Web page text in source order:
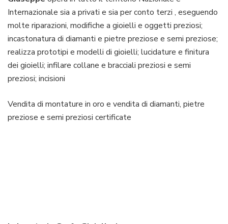
Internazionale sia a privati e sia per conto terzi , eseguendo
molte riparazioni, modifiche a gioielli e oggetti preziosi;
incastonatura di diamanti e pietre preziose e semi preziose;
realizza prototipi e modelli di gioielli; lucidature e finitura
dei gioielli; infilare collane e bracciali preziosi e semi
preziosi; incisioni
Vendita di montature in oro e vendita di diamanti, pietre
preziose e semi preziosi certificate